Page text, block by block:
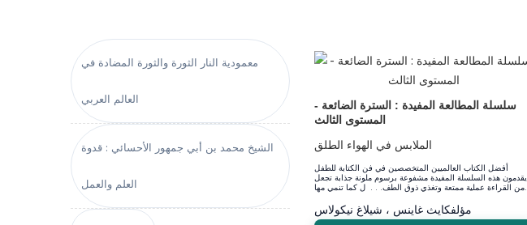
معمودية النار الثورة والثورة المضادة في
العالم العربي
الشيخ محمد بن أبي جمهور الأحسائي : قدوة
العلم والعمل
سلسلة المطالعة المفيدة : السترة الضائعة -
المستوى الثالث
الملابس في الهواء الطلق
أفضل الكتاب العالميين المتخصصين في فن الكتابة للطفل
يقدمون هذه السلسلة المفيدة مشفوعة برسوم ملونة جذابة تجعل
مؤلفكايث غاينس ، شيلاغ نيكولاس